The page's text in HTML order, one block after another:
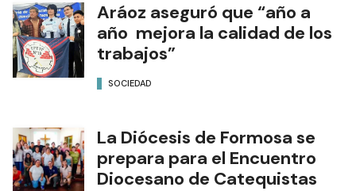
Aráoz aseguró que “año a
año mejora la calidad de los
trabajos”
SOCIEDAD
La Diócesis de Formosa se
prepara para el Encuentro
Diocesano de Catequistas